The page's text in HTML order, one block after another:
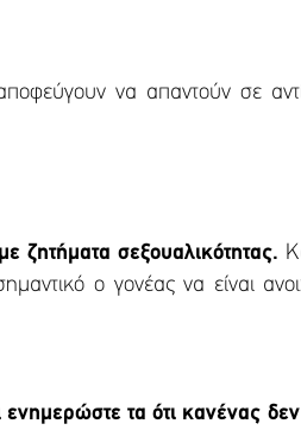
να απαντούν σε
ζητήματα σεξουαλικότητας.
ο γονέας να είναι
τα ότι κανένας δεν